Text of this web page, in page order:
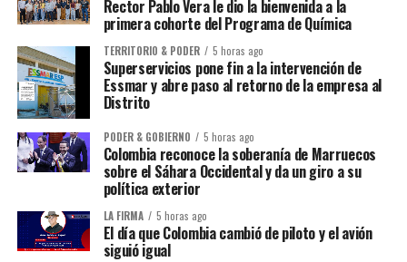
Rector Pablo Vera le dio la bienvenida a la
primera cohorte del Programa de Química
TERRITORIO & PODER 5 horas ago
Superservicios pone fin a la intervención de
Essmar y abre paso al retorno de la empresa al
Distrito
PODER & GOBIERNO 5 horas ago
Colombia reconoce la soberanía de Marruecos
sobre el Sáhara Occidental y da un giro a su
política exterior
LA FIRMA 5 horas ago
El día que Colombia cambió de piloto y el avión
siguió igual